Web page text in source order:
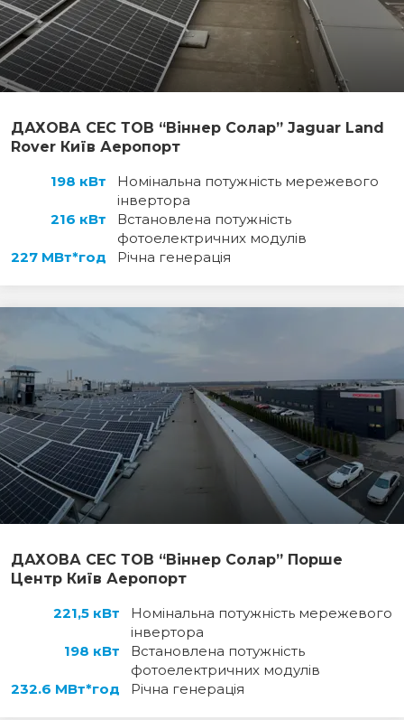
ДАХОВА СЕС ТОВ “Віннер Солар” Jaguar Land
Rover Київ Аеропорт
198 кВт
Номінальна потужність мережевого
інвертора
216 кВт
Встановлена потужність
фотоелектричних модулів
227 МВт*год
Річна генерація
ДАХОВА СЕС ТОВ “Віннер Солар” Порше
Центр Київ Аеропорт
221,5 кВт
Номінальна потужність мережевого
інвертора
198 кВт
Встановлена потужність
фотоелектричних модулів
232.6 МВт*год
Річна генерація